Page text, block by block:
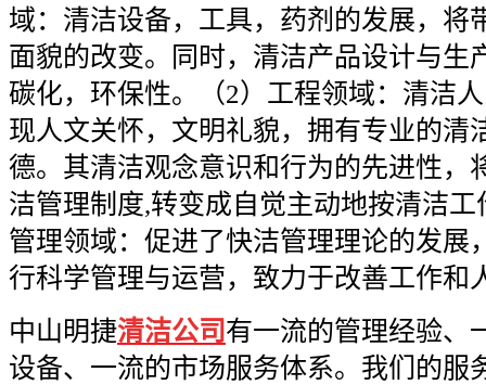
域：清洁设备，工具，药剂的发展，将
面貌的改变。同时，清洁产品设计与生
碳化，环保性。（2）工程领域：清洁
现人文关怀，文明礼貌，拥有专业的清
德。其清洁观念意识和行为的先进性，
洁管理制度,转变成自觉主动地按清洁
管理领域：促进了快洁管理理论的发展
行科学管理与运营，致力于改善工作和
中山明捷清洁公司 有一流的管理经验、
设备、一流的市场服务体系。我们的服